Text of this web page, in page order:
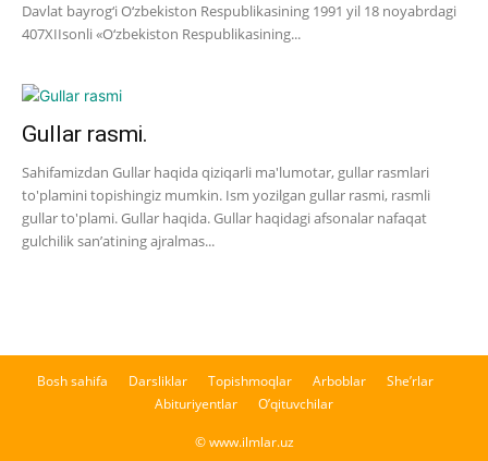
Davlat bayrog‘i O‘zbekiston Respublikasining 1991 yil 18 noyabrdagi
407­XII­sonli «O‘zbekiston Respublikasining...
Gullar rasmi.
Sahifamizdan Gullar haqida qiziqarli ma'lumotar, gullar rasmlari
to'plamini topishingiz mumkin. Ism yozilgan gullar rasmi, rasmli
gullar to'plami. Gullar haqida. Gullar haqidagi afsonalar nafaqat
gulchilik san’atining ajralmas...
Bosh sahifa Darsliklar Topishmoqlar Arboblar
She’rlar
Abituriyentlar
O’qituvchilar
© www.ilmlar.uz